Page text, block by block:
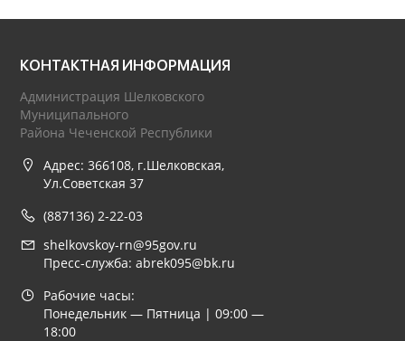
КОНТАКТНАЯ ИНФОРМАЦИЯ
Администрация Шелковского
Муниципального
Района Чеченской Республики
Адрес: 366108, г.Шелковская,
Ул.Советская 37
(887136) 2-22-03
shelkovskoy-rn@95gov.ru
Пресс-служба: abrek095@bk.ru
Рабочие часы:
Понедельник — Пятница | 09:00 —
18:00